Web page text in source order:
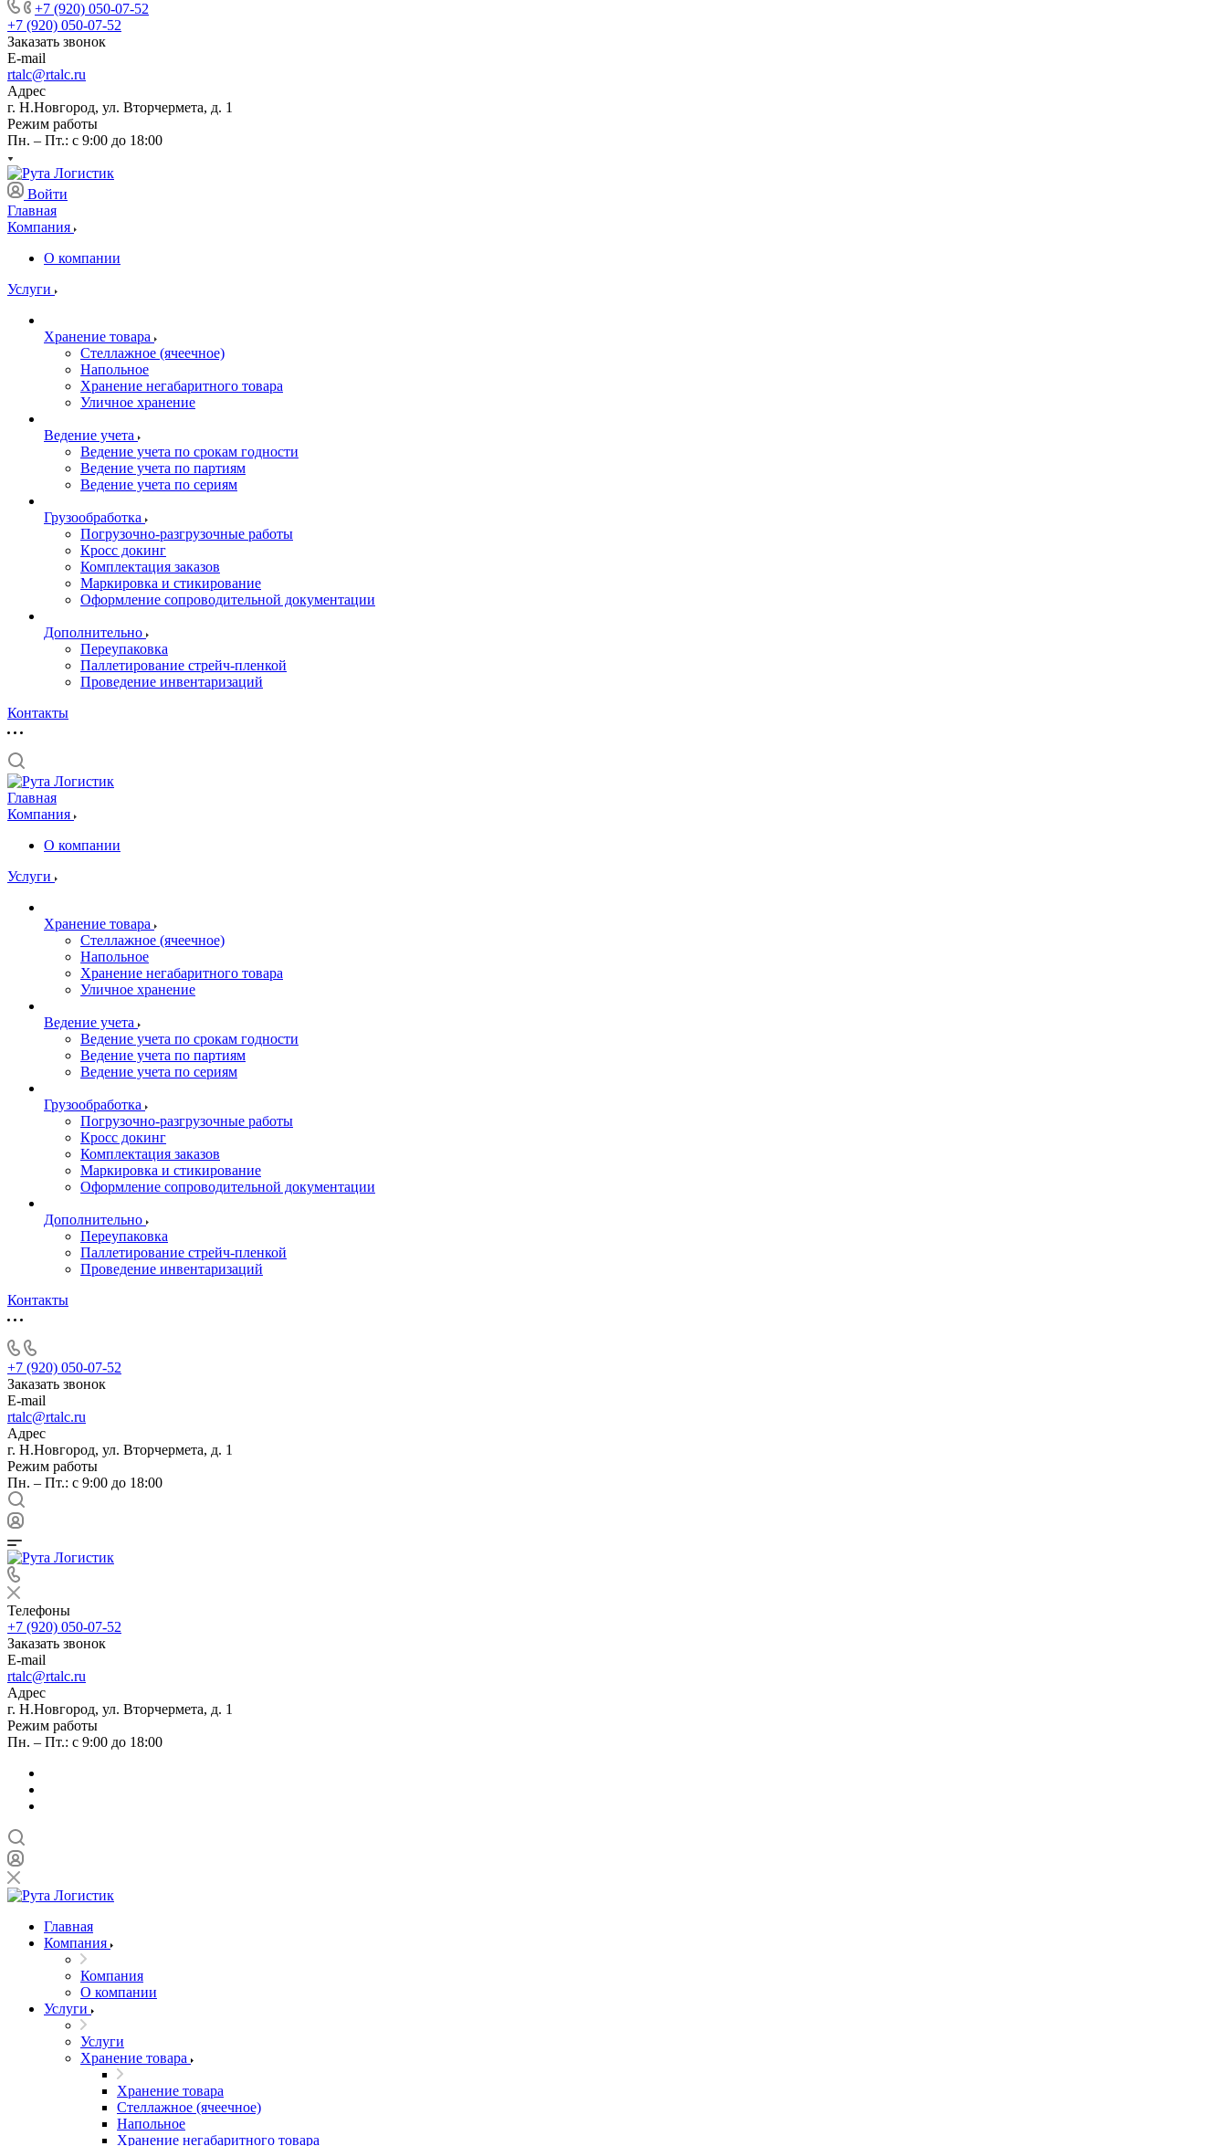
+7 (920) 050-07-52
+7 (920) 050-07-52
Заказать звонок
E-mail
rtalc@rtalc.ru
Адрес
г. Н.Новгород, ул. Вторчермета, д. 1
Режим работы
Пн. – Пт.: с 9:00 до 18:00
Войти
Главная
Компания
О компании
Услуги
Хранение товара
Стеллажное (ячеечное)
Напольное
Хранение негабаритного товара
Уличное хранение
Ведение учета
Ведение учета по срокам годности
Ведение учета по партиям
Ведение учета по сериям
Грузообработка
Погрузочно-разгрузочные работы
Кросс докинг
Комплектация заказов
Маркировка и стикирование
Оформление сопроводительной документации
Дополнительно
Переупаковка
Паллетирование стрейч-пленкой
Проведение инвентаризаций
Контакты
Главная
Компания
О компании
Услуги
Хранение товара
Стеллажное (ячеечное)
Напольное
Хранение негабаритного товара
Уличное хранение
Ведение учета
Ведение учета по срокам годности
Ведение учета по партиям
Ведение учета по сериям
Грузообработка
Погрузочно-разгрузочные работы
Кросс докинг
Комплектация заказов
Маркировка и стикирование
Оформление сопроводительной документации
Дополнительно
Переупаковка
Паллетирование стрейч-пленкой
Проведение инвентаризаций
Контакты
+7 (920) 050-07-52
Заказать звонок
E-mail
rtalc@rtalc.ru
Адрес
г. Н.Новгород, ул. Вторчермета, д. 1
Режим работы
Пн. – Пт.: с 9:00 до 18:00
Телефоны
+7 (920) 050-07-52
Заказать звонок
E-mail
rtalc@rtalc.ru
Адрес
г. Н.Новгород, ул. Вторчермета, д. 1
Режим работы
Пн. – Пт.: с 9:00 до 18:00
Главная
Компания
Компания
О компании
Услуги
Услуги
Хранение товара
Хранение товара
Стеллажное (ячеечное)
Напольное
Хранение негабаритного товара